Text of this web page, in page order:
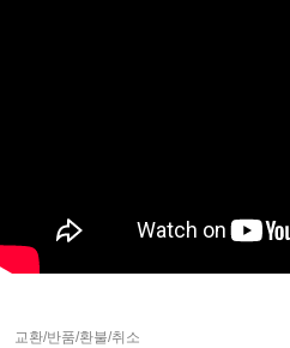
교환/반품/환불/취소